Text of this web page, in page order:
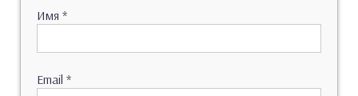
Имя *
Email *